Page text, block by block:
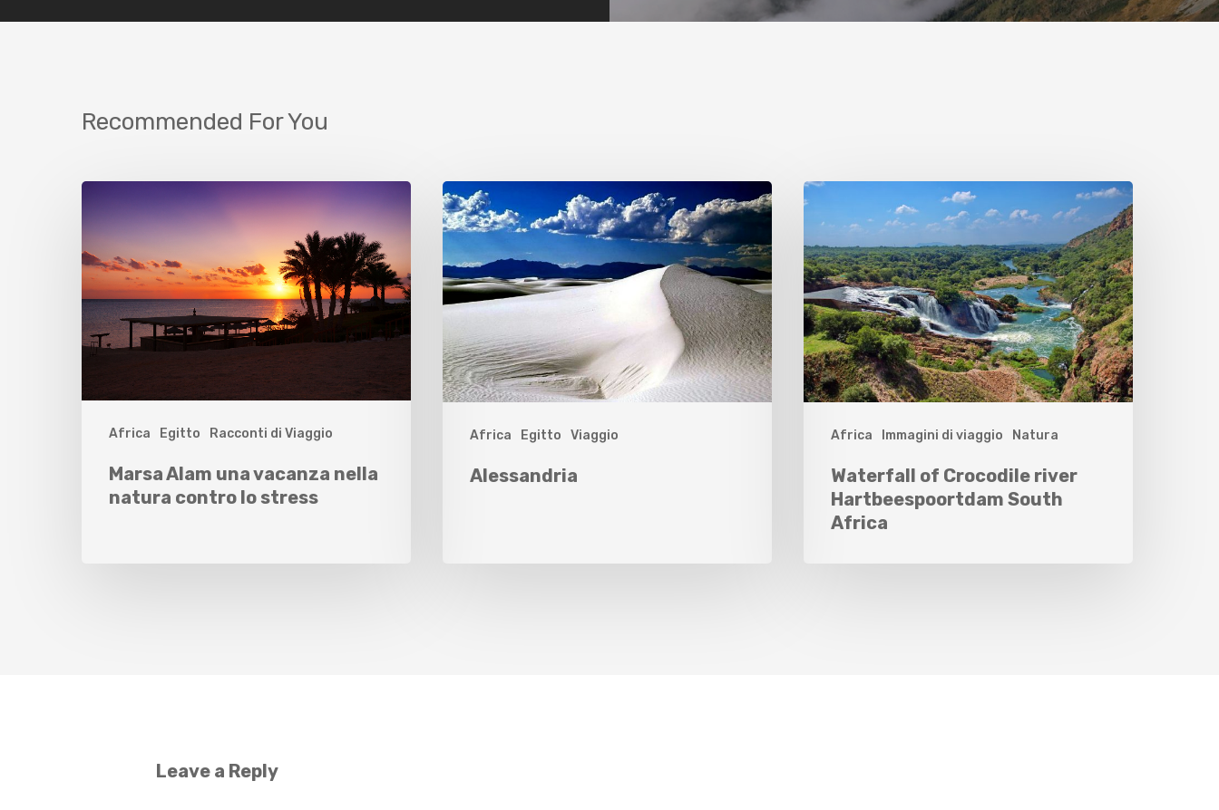
Recommended For You
Africa Egitto Racconti di Viaggio
Marsa Alam una vacanza nella
natura contro lo stress
Africa Egitto Viaggio
Alessandria
Africa Immagini di viaggio Natura
Waterfall of Crocodile river
Hartbeespoortdam South
Africa
Leave a Reply